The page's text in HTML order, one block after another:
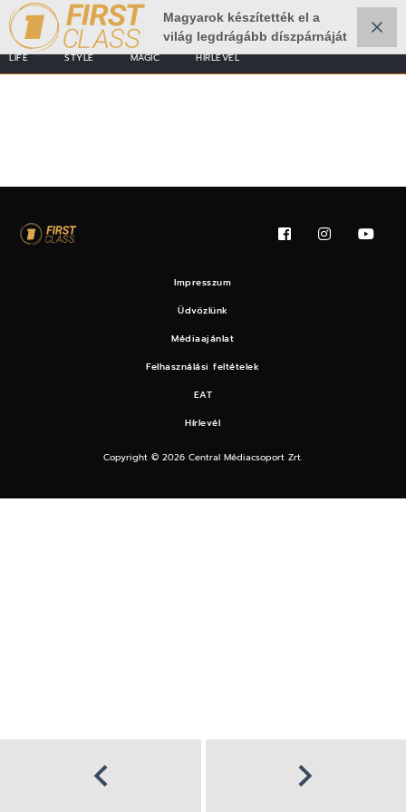
LIFE STYLE MAGIC HÍRLEVÉL
Magyarok készítették el a
világ legdrágább díszpárnáját
Impresszum
Üdvözlünk
Médiaajánlat
Felhasználási feltételek
EAT
Hírlevél
Copyright © 2026 Central Médiacsoport Zrt.